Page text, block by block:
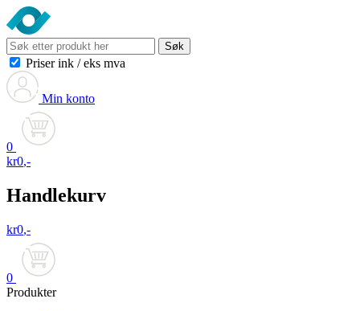
Søk
Priser ink / eks mva
Min konto
0
kr0,-
Handlekurv
kr0,-
0
Produkter